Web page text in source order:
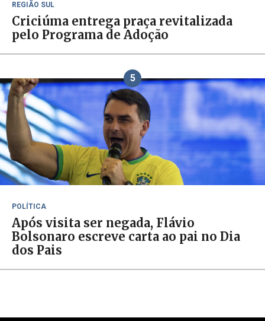
REGIÃO SUL
Criciúma entrega praça revitalizada
pelo Programa de Adoção
5
POLÍTICA
Após visita ser negada, Flávio
Bolsonaro escreve carta ao pai no Dia
dos Pais